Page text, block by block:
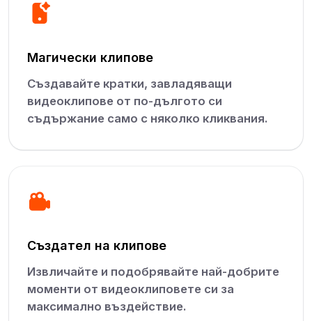
Магически клипове
Създавайте кратки, завладяващи
видеоклипове от по-дългото си
съдържание само с няколко кликвания.
Създател на клипове
Извличайте и подобрявайте най-добрите
моменти от видеоклиповете си за
максимално въздействие.